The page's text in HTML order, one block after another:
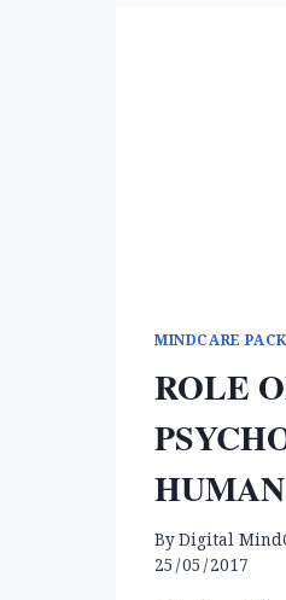
MINDCARE PACK
ROLE
ByDigital
25/05/2017